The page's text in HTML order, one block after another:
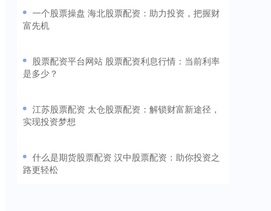
​一个股票操盘 海北股票配资：助力投资，把握财
富先机
​股票配资平台网站 股票配资利息行情：当前利率
是多少？
​江苏股票配资 太仓股票配资：解锁财富新途径，
实现投资梦想
​什么是期货股票配资 汉中股票配资：助你投资之
路更轻松